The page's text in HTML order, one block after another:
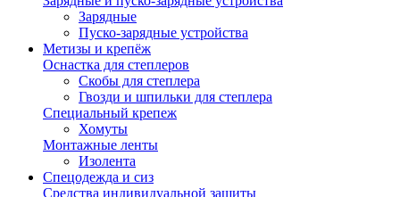
Зарядные
Пуско-зарядные устройства
Метизы и крепёж
Оснастка для степлеров
Скобы для степлера
Гвозди и шпильки для степлера
Специальный крепеж
Хомуты
Монтажные ленты
Изолента
Спецодежда и сиз
Средства индивидуальной защиты